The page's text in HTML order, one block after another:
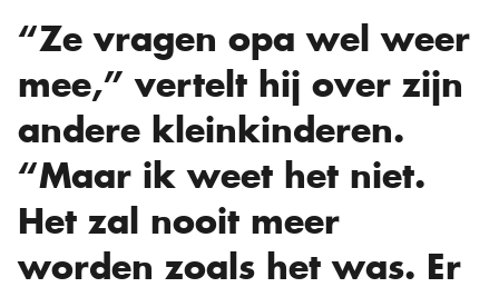
“Ze vragen opa wel weer
mee,” vertelt hij over zijn
andere kleinkinderen.
“Maar ik weet het niet.
Het zal nooit meer
worden zoals het was. Er